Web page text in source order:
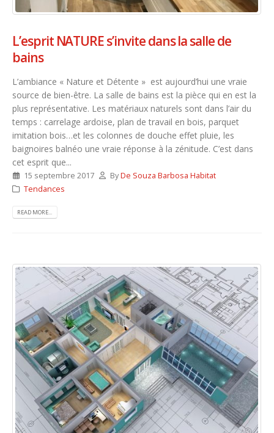
L’esprit NATURE s’invite dans la salle de
bains
L’ambiance « Nature et Détente » est aujourd’hui une vraie
source de bien-être. La salle de bains est la pièce qui en est la
plus représentative. Les matériaux naturels sont dans l’air du
temps : carrelage ardoise, plan de travail en bois, parquet
imitation bois…et les colonnes de douche effet pluie, les
baignoires balnéo une vraie réponse à la zénitude. C’est dans
cet esprit que...
15 septembre 2017 ByDe Souza Barbosa Habitat
Tendances
READ MORE...